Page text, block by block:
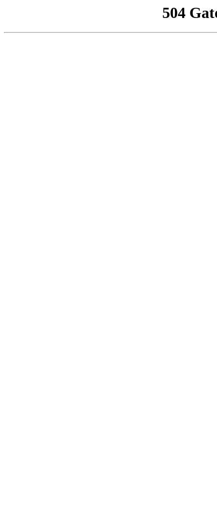
504